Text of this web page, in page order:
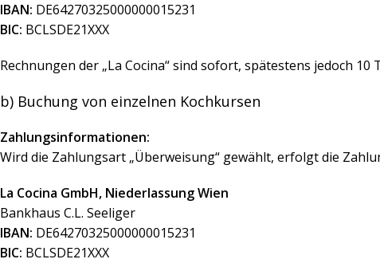
IBAN: DE64270325000000015231
BIC: BCLSDE21XXX
Rechnungen der „La Cocina“ sind sofort, spätestens jedoch
b) Buchung von einzelnen Kochkursen
Zahlungsinformationen:
Wird die Zahlungsart „Überweisung“ gewählt, erfolgt die
La Cocina GmbH, Niederlassung Wien
Bankhaus C.L. Seeliger
IBAN: DE64270325000000015231
BIC: BCLSDE21XXX